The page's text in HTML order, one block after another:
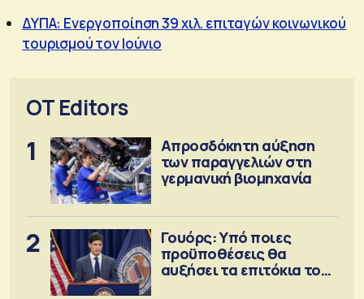
ΔΥΠΑ: Ενεργοποίηση 39 χιλ. επιταγών κοινωνικού
τουρισμού τον Ιούνιο
OT Editors
1
Απροσδόκητη αύξηση
των παραγγελιών στη
γερμανική βιομηχανία
2
Γουόρς: Υπό ποιες
προϋποθέσεις θα
αυξήσει τα επιτόκια τον